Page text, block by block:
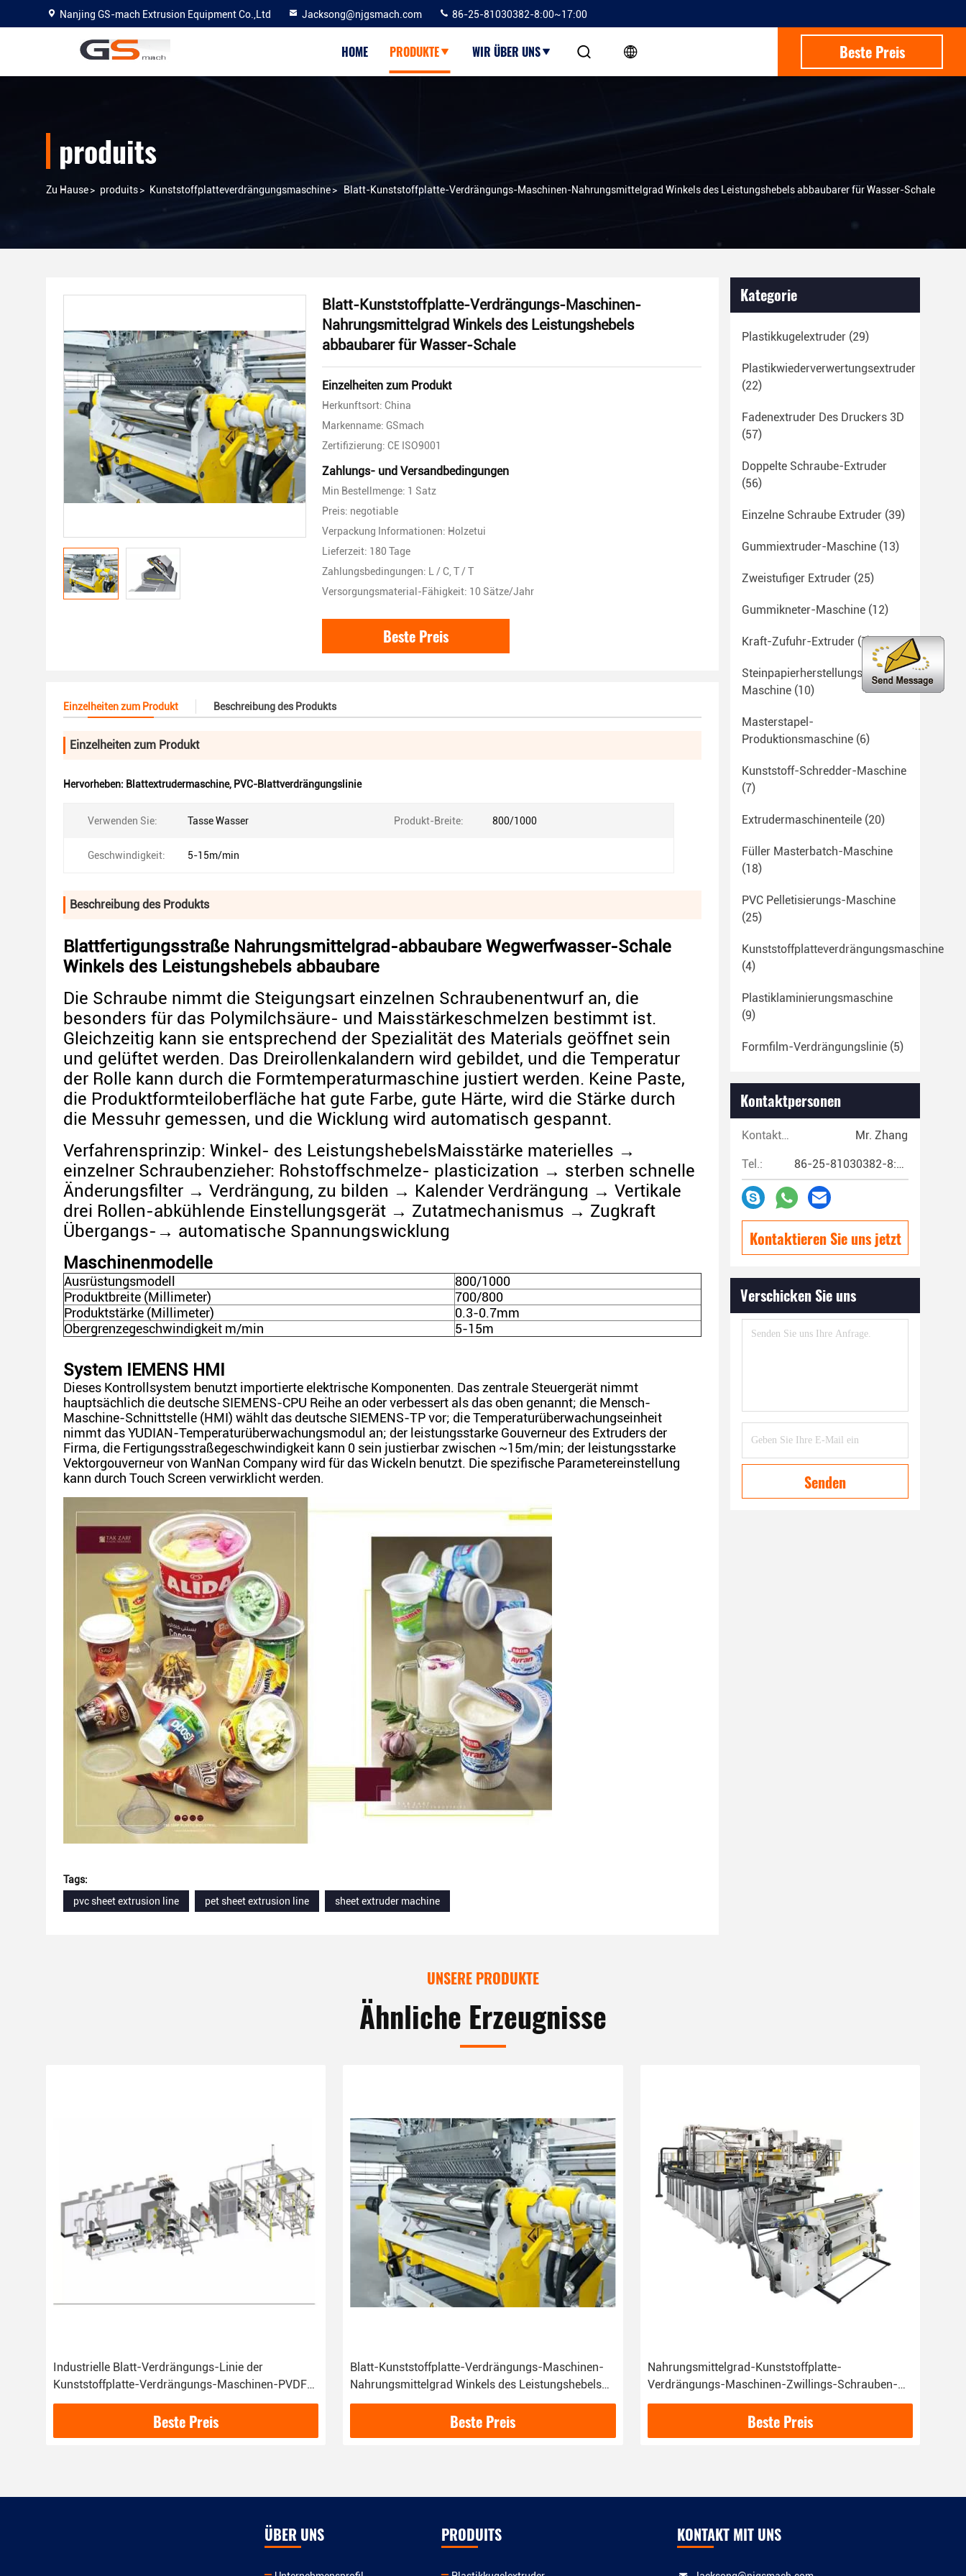
Nanjing GS-mach Extrusion Equipment Co.,Ltd Jacksong@njgsmach.com 86-25-81030382-8:00~17:00
HOME PRODUKTE WIR ÜBER UNS Beste Preis
produits
Zu Hause> produits> Kunststoffplatteverdrängungsmaschine> Blatt-Kunststoffplatte-Verdrängungs-Maschinen-Nahrungsmittelgrad Winkels des Leistungshebels abbaubarer für Wasser-Schale
Blatt-Kunststoffplatte-Verdrängungs-Maschinen-
Nahrungsmittelgrad Winkels des Leistungshebels
abbaubarer für Wasser-Schale
Einzelheiten zum Produkt
Herkunftsort: China
Markenname: GSmach
Zertifizierung: CE ISO9001
Zahlungs- und Versandbedingungen
Min Bestellmenge: 1 Satz
Preis: negotiable
Verpackung Informationen: Holzetui
Lieferzeit: 180 Tage
Zahlungsbedingungen: L / C, T / T
Versorgungsmaterial-Fähigkeit: 10 Sätze/Jahr
Beste Preis
Einzelheiten zum Produkt Beschreibung des Produkts
Einzelheiten zum Produkt
Hervorheben: Blattextrudermaschine, PVC-Blattverdrängungslinie
Verwenden Sie: Tasse Wasser Produkt-Breite: 800/1000
Geschwindigkeit: 5-15m/min
Beschreibung des Produkts
Blattfertigungsstraße Nahrungsmittelgrad-abbaubare Wegwerfwasser-Schale
Winkels des Leistungshebels abbaubare
Die Schraube nimmt die Steigungsart einzelnen Schraubenentwurf an, die
besonders für das Polymilchsäure- und Maisstärkeschmelzen bestimmt ist.
Gleichzeitig kann sie entsprechend der Spezialität des Materials geöffnet sein
und gelüftet werden. Das Dreirollenkalandern wird gebildet, und die Temperatur
der Rolle kann durch die Formtemperaturmaschine justiert werden. Keine Paste,
die Produktformteiloberfläche hat gute Farbe, gute Härte, wird die Stärke durch
die Messuhr gemessen, und die Wicklung wird automatisch gespannt.
Verfahrensprinzip: Winkel- des LeistungshebelsMaisstärke materielles →
einzelner Schraubenzieher: Rohstoffschmelze- plasticization → sterben schnelle
Änderungsfilter → Verdrängung, zu bilden → Kalender Verdrängung → Vertikale
drei Rollen-abkühlende Einstellungsgerät → Zutatmechanismus → Zugkraft
Übergangs-→ automatische Spannungswicklung
Maschinenmodelle
Ausrüstungsmodell
800/1000
Produktbreite (Millimeter)
700/800
Produktstärke (Millimeter)
0.3-0.7mm
Obergrenzegeschwindigkeit m/min
5-15m
System IEMENS HMI
Dieses Kontrollsystem benutzt importierte elektrische Komponenten. Das zentrale Steuergerät nimmt
hauptsächlich die deutsche SIEMENS-CPU Reihe an oder verbessert als das oben genannt; die Mensch-
Maschine-Schnittstelle (HMI) wählt das deutsche SIEMENS-TP vor; die Temperaturüberwachungseinheit
nimmt das YUDIAN-Temperaturüberwachungsmodul an; der leistungsstarke Gouverneur des Extruders der
Firma, die Fertigungsstraßegeschwindigkeit kann 0 sein justierbar zwischen ~15m/min; der leistungsstarke
Vektorgouverneur von WanNan Company wird für das Wickeln benutzt. Die spezifische Parametereinstellung
kann durch Touch Screen verwirklicht werden.
Tags:
pvc sheet extrusion line
pet sheet extrusion line sheet extruder machine
Kategorie
Plastikkugelextruder (29)
Plastikwiederverwertungsextruder
(22)
Fadenextruder Des Druckers 3D
(57)
Doppelte Schraube-Extruder
(56)
Einzelne Schraube Extruder (39)
Gummiextruder-Maschine (13)
Zweistufiger Extruder (25)
Gummikneter-Maschine (12)
Kraft-Zufuhr-Extruder (7)
Steinpapierherstellungs-
Maschine (10)
Masterstapel-
Produktionsmaschine (6)
Kunststoff-Schredder-Maschine
(7)
Extrudermaschinenteile (20)
Füller Masterbatch-Maschine
(18)
PVC Pelletisierungs-Maschine
(25)
Kunststoffplatteverdrängungsmaschine
(4)
Plastiklaminierungsmaschine
(9)
Formfilm-Verdrängungslinie (5)
Kontaktpersonen
Kontaktpersonen: Mr. Zhang
Tel.: 86-25-81030382-8:00~17:00
Kontaktieren Sie uns jetzt
Verschicken Sie uns
Senden
UNSERE PRODUKTE
Ähnliche Erzeugnisse
Industrielle Blatt-Verdrängungs-Linie der
Kunststoffplatte-Verdrängungs-Maschinen-PVDF
Fluoroplastic einlagige
Beste Preis
Blatt-Kunststoffplatte-Verdrängungs-Maschinen-
Nahrungsmittelgrad Winkels des Leistungshebels
abbaubarer für Wasser-Schale
Beste Preis
Nahrungsmittelgrad-Kunststoffplatte-
Verdrängungs-Maschinen-Zwillings-Schrauben-
Verpackenbehälter
Beste Preis
ÜBER UNS PRODUITS KONTAKT MIT UNS